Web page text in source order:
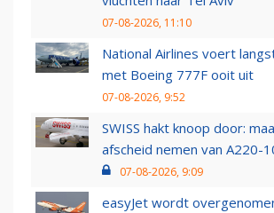
07-08-2026, 11:10
National Airlines voert
met Boeing 777F ooit uit
07-08-2026, 9:52
SWISS hakt knoop door:
afscheid nemen van A220-
07-08-2026, 9:09
easyJet wordt